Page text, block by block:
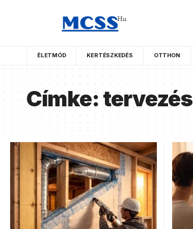
ÉLETMÓD KERTÉSZKEDÉS OTTHON
Címke:tervezés